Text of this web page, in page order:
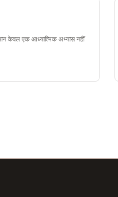
केवल एक आध्यात्मिक अभ्यास नहीं